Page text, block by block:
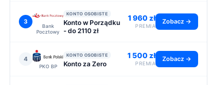
3
Bank
Pocztowy
KONTO OSOBISTE
Konto w Porządku
- do 2110 zł
1 960 zł
PREMIA
Zobacz →
4
PKO BP
KONTO OSOBISTE
Konto za Zero
1 500 zł
PREMIA
Zobacz →